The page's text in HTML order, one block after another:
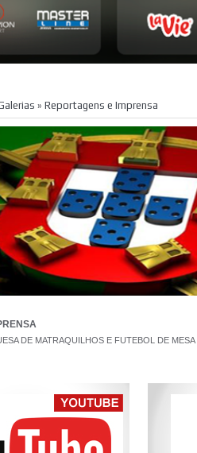
» Reportagens e Imprensa
DE MATRAQUILHOS E FUTEBOL DE MESA